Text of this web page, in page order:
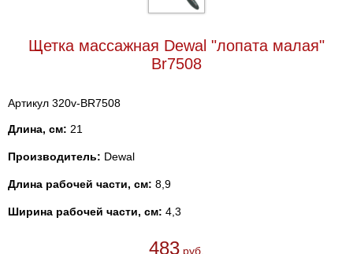
Щетка массажная Dewal "лопата малая"
Br7508
Артикул 320v-BR7508
Длина, см: 21
Производитель: Dewal
Длина рабочей части, см: 8,9
Ширина рабочей части, см: 4,3
483 руб.